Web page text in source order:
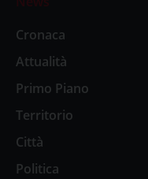
Cronaca
Attualità
Primo Piano
Territorio
Città
Politica